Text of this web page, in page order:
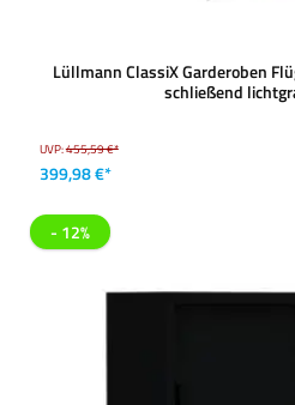
Lüllmann ClassiX Garderoben
schließend
UVP:455,59 €*
399,98 €*
- 12%